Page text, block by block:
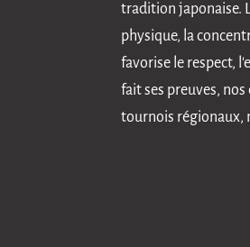
tradition japonaise.
physique, la
favorise le respect,
fait ses preuves,
tournois régionaux,